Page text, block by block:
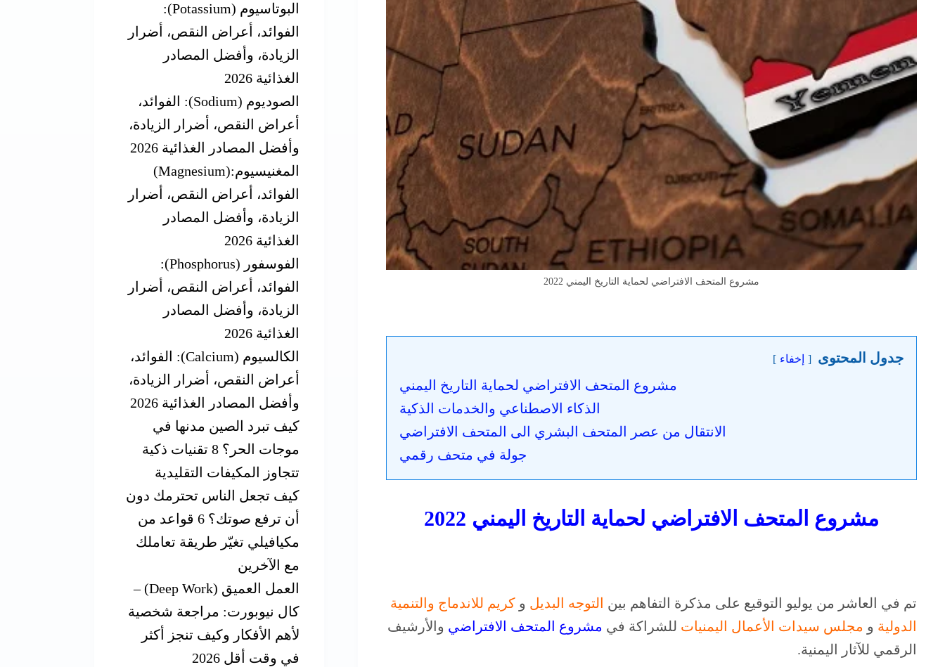
مشروع المتحف الافتراضي لحماية التاريخ اليمني 2022
جدول المحتوى إخفاء
مشروع المتحف الافتراضي لحماية التاريخ اليمني
الذكاء الاصطناعي والخدمات الذكية
الانتقال من عصر المتحف البشري الى المتحف الافتراضي
جولة في متحف رقمي
مشروع المتحف الافتراضي لحماية التاريخ اليمني 2022
تم في العاشر من يوليو التوقيع على مذكرة التفاهم بين التوجه البديل و كريم للاندماج والتنمية
الدولية و مجلس سيدات الأعمال اليمنيات للشراكة في مشروع المتحف الافتراضي والأرشيف
الرقمي للآثار اليمنية.
البوتاسيوم (Potassium):
الفوائد، أعراض النقص، أضرار
الزيادة، وأفضل المصادر
الغذائية 2026
الصوديوم (Sodium): الفوائد،
أعراض النقص، أضرار الزيادة،
وأفضل المصادر الغذائية 2026
المغنيسيوم‎ (Magnesium):
‎الفوائد، أعراض النقص، أضرار
الزيادة، وأفضل المصادر
الغذائية 2026
الفوسفور (Phosphorus):
الفوائد، أعراض النقص، أضرار
الزيادة، وأفضل المصادر
الغذائية 2026
الكالسيوم (Calcium): الفوائد،
أعراض النقص، أضرار الزيادة،
وأفضل المصادر الغذائية 2026
كيف تبرد الصين مدنها في
موجات الحر؟ 8 تقنيات ذكية
تتجاوز المكيفات التقليدية
كيف تجعل الناس تحترمك دون
أن ترفع صوتك؟ 6 قواعد من
مكيافيلي تغيّر ‏طريقة تعاملك
مع الآخرين
العمل العميق (Deep Work) –
كال نيوبورت: مراجعة شخصية
لأهم الأفكار وكيف تنجز أكثر
في وقت أقل 2026